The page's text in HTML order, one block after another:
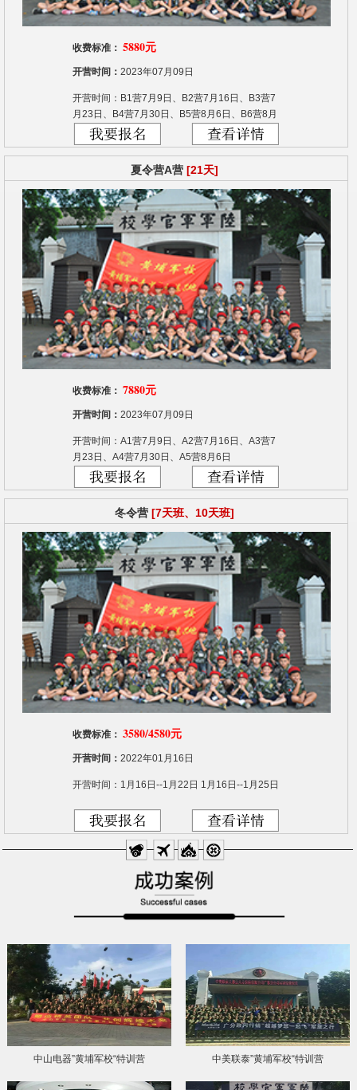
收费标准： 5880元
开营时间：2023年07月09日
开营时间：B1营7月9日、B2营7月16日、B3营7
月23日、B4营7月30日、B5营8月6日、B6营8月
13日
夏令营A营[21天]
收费标准： 7880元
开营时间：2023年07月09日
开营时间：A1营7月9日、A2营7月16日、A3营7
月23日、A4营7月30日、A5营8月6日
冬令营[7天班、10天班]
收费标准： 3580/4580元
开营时间：2022年01月16日
开营时间：1月16日--1月22日 1月16日--1月25日
中山电器”黄埔军校“特训营 中美联泰”黄埔军校“特训营